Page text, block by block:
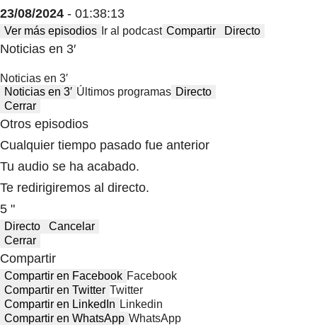
23/08/2024 - 01:38:13
Ver más episodios Ir al podcast Compartir Directo
Noticias en 3′
Noticias en 3′
Noticias en 3′ Últimos programas Directo
Cerrar
Otros episodios
Cualquier tiempo pasado fue anterior
Tu audio se ha acabado.
Te redirigiremos al directo.
5 "
Directo
Cancelar
Cerrar
Compartir
Compartir en Facebook Facebook
Compartir en Twitter Twitter
Compartir en LinkedIn Linkedin
Compartir en WhatsApp WhatsApp